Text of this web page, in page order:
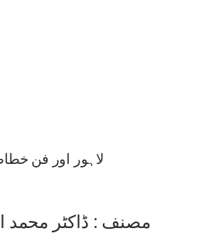
لاہور اور فن
مصنف : ڈاکٹر محمد